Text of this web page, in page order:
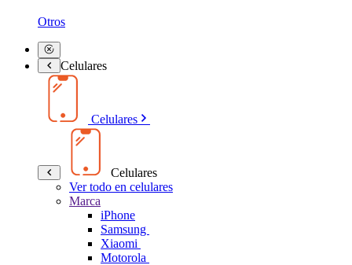
Otros
Celulares
Celulares
Celulares
Ver todo en celulares
Marca
iPhone
Samsung
Xiaomi
Motorola